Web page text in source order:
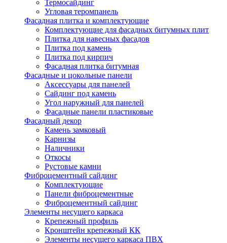
Термосайдинг
Угловая теромпанель
Фасадная плитка и комплектующие
Комплектующие для фасадных битумных плит
Плитка для навесных фасадов
Плитка под камень
Плитка под кирпич
Фасадная плитка битумная
Фасадные и цокольные панели
Аксессуары для панелей
Сайдинг под камень
Угол наружный для панелей
Фасадные панели пластиковые
Фасадный декор
Камень замковый
Карнизы
Наличники
Откосы
Рустовые камни
Фиброцементный сайдинг
Комплектующие
Панели фиброцементные
Фиброцементный сайдинг
Элементы несущего каркаса
Крепежный профиль
Кронштейн крепежный КК
Элементы несущего каркаса ПВХ